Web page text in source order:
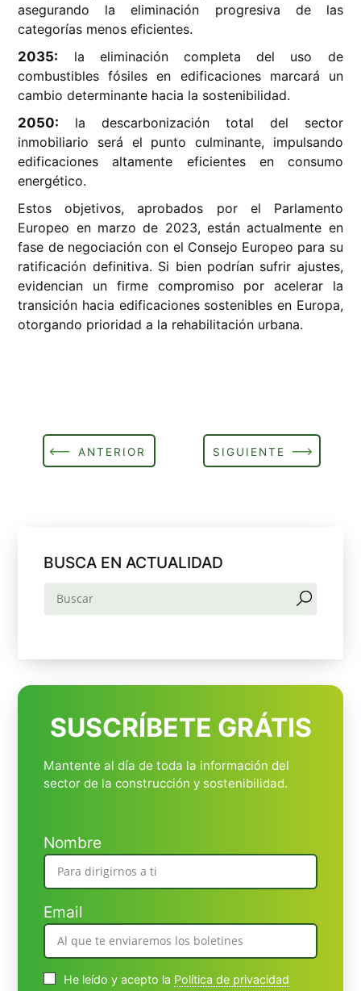
asegurando la eliminación progresiva de las
categorías menos eficientes.
2035: la eliminación completa del uso de
combustibles fósiles en edificaciones marcará un
cambio determinante hacia la sostenibilidad.
2050: la descarbonización total del sector
inmobiliario será el punto culminante, impulsando
edificaciones altamente eficientes en consumo
energético.
Estos objetivos, aprobados por el Parlamento
Europeo en marzo de 2023, están actualmente en
fase de negociación con el Consejo Europeo para su
ratificación definitiva. Si bien podrían sufrir ajustes,
evidencian un firme compromiso por acelerar la
transición hacia edificaciones sostenibles en Europa,
otorgando prioridad a la rehabilitación urbana.
ANTERIOR SIGUIENTE
BUSCA EN ACTUALIDAD
SUSCRÍBETE GRÁTIS
Mantente al día de toda la información del
sector de la construcción y sostenibilidad.
Nombre
Email
He leído y acepto la Política de privacidad